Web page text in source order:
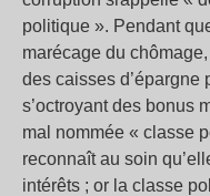
politique ». Pendant
marécage du
des caisses d’épargne
s’octroyant des bonus
mal nommée « classe
reconnaît au soin
intérêts ; or la classe